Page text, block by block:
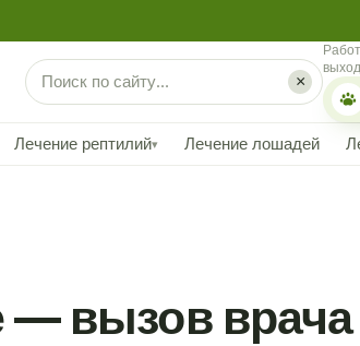
×
Лечение рептилий▾ Лечение лошадей
— вызов врача